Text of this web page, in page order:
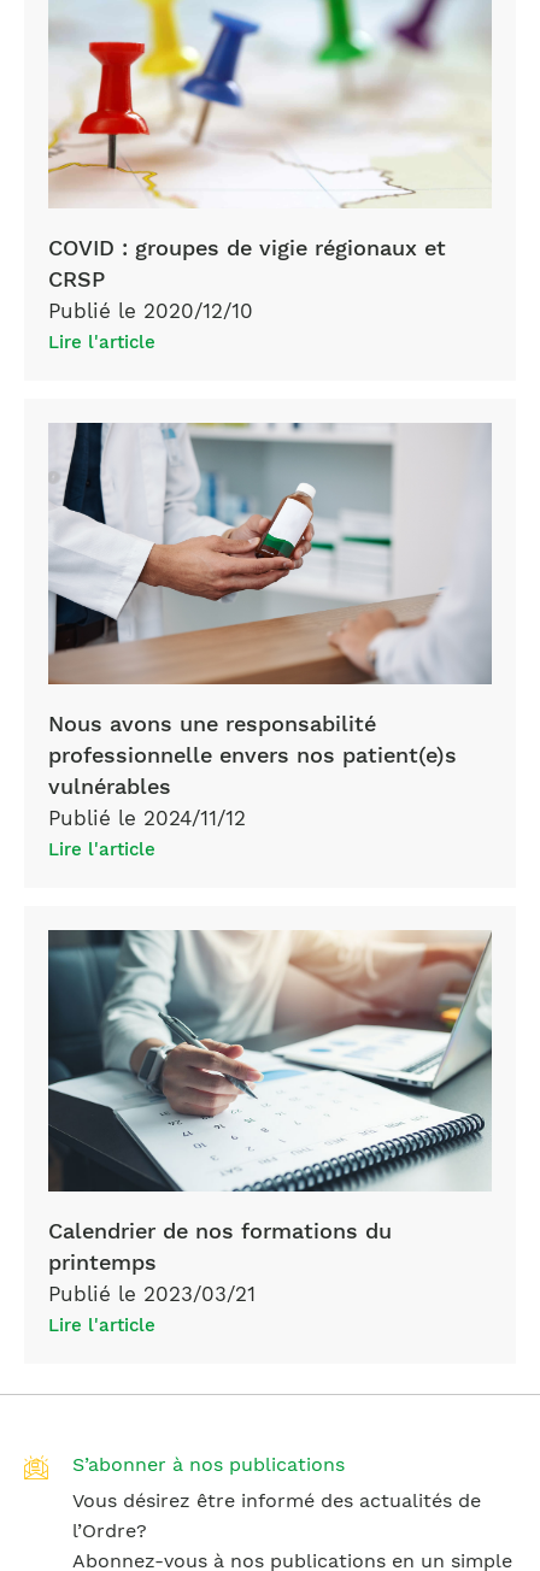
COVID : groupes de vigie régionaux et
CRSP
Publié le 2020/12/10
Lire l'article
Nous avons une responsabilité
professionnelle envers nos patient(e)s
vulnérables
Publié le 2024/11/12
Lire l'article
Calendrier de nos formations du
printemps
Publié le 2023/03/21
Lire l'article
S’abonner à nos publications
Vous désirez être informé des actualités de
l’Ordre?
Abonnez-vous à nos publications en un simple